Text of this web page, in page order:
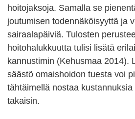
hoitojaksoja. Samalla se
joutumisen todennäköisyyttä ja
sairaalapäiviä. Tulosten
hoitohalukkuutta tulisi lisätä
kannustimin (Kehusmaa 2014).
säästö omaishoidon tuesta voi
tähtäimellä nostaa
takaisin.